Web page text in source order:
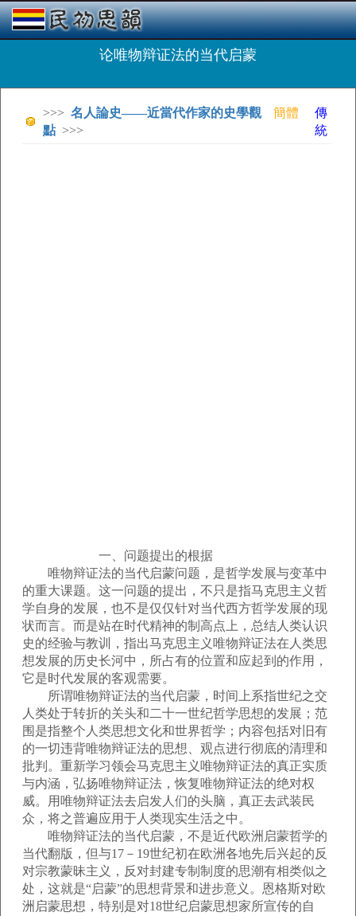
论唯物辩证法的当代启蒙
>>> 名人論史——近當代作家的史學觀
點 >>>
簡體
傳
統
一、问题提出的根据
唯物辩证法的当代启蒙问题，是哲学发展与变革中
的重大课题。这一问题的提出，不只是指马克思主义哲
学自身的发展，也不是仅仅针对当代西方哲学发展的现
状而言。而是站在时代精神的制高点上，总结人类认识
史的经验与教训，指出马克思主义唯物辩证法在人类思
想发展的历史长河中，所占有的位置和应起到的作用，
它是时代发展的客观需要。
所谓唯物辩证法的当代启蒙，时间上系指世纪之交
人类处于转折的关头和二十一世纪哲学思想的发展；范
围是指整个人类思想文化和世界哲学；内容包括对旧有
的一切违背唯物辩证法的思想、观点进行彻底的清理和
批判。重新学习领会马克思主义唯物辩证法的真正实质
与内涵，弘扬唯物辩证法，恢复唯物辩证法的绝对权
威。用唯物辩证法去启发人们的头脑，真正去武装民
众，将之普遍应用于人类现实生活之中。
唯物辩证法的当代启蒙，不是近代欧洲启蒙哲学的
当代翻版，但与17－19世纪初在欧洲各地先后兴起的反
对宗教蒙昧主义，反对封建专制制度的思潮有相类似之
处，这就是“启蒙”的思想背景和进步意义。恩格斯对欧
洲启蒙思想，特别是对18世纪启蒙思想家所宣传的自